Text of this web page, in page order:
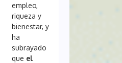
empleo,
riqueza y
bienestar, y
ha
subrayado
que el